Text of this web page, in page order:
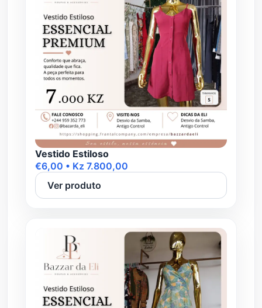
Vestido Estiloso
€6,00 • Kz 7.800,00
Ver produto